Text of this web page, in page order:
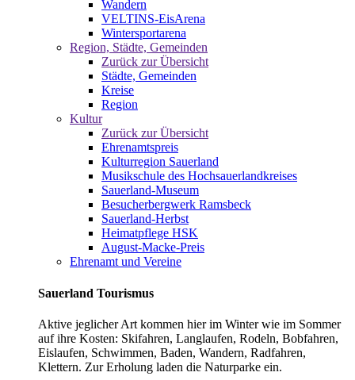
Wandern
VELTINS-EisArena
Wintersportarena
Region, Städte, Gemeinden
Zurück zur Übersicht
Städte, Gemeinden
Kreise
Region
Kultur
Zurück zur Übersicht
Ehrenamtspreis
Kulturregion Sauerland
Musikschule des Hochsauerlandkreises
Sauerland-Museum
Besucherbergwerk Ramsbeck
Sauerland-Herbst
Heimatpflege HSK
August-Macke-Preis
Ehrenamt und Vereine
Sauerland Tourismus
Aktive jeglicher Art kommen hier im Winter wie im Sommer
auf ihre Kosten: Skifahren, Langlaufen, Rodeln, Bobfahren,
Eislaufen, Schwimmen, Baden, Wandern, Radfahren,
Klettern. Zur Erholung laden die Naturparke ein.